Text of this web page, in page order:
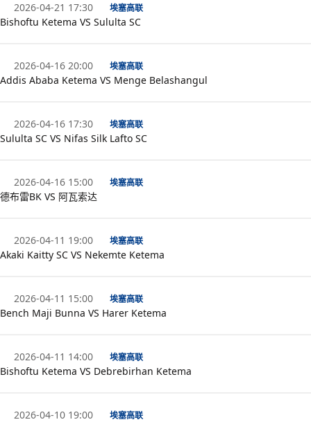
2026-04-21 17:30 埃塞高联
Bishoftu Ketema VS Sululta SC
2026-04-16 20:00 埃塞高联
Addis Ababa Ketema VS Menge Belashangul
2026-04-16 17:30 埃塞高联
Sululta SC VS Nifas Silk Lafto SC
2026-04-16 15:00 埃塞高联
德布雷BK VS 阿瓦索达
2026-04-11 19:00 埃塞高联
Akaki Kaitty SC VS Nekemte Ketema
2026-04-11 15:00 埃塞高联
Bench Maji Bunna VS Harer Ketema
2026-04-11 14:00 埃塞高联
Bishoftu Ketema VS Debrebirhan Ketema
2026-04-10 19:00 埃塞高联